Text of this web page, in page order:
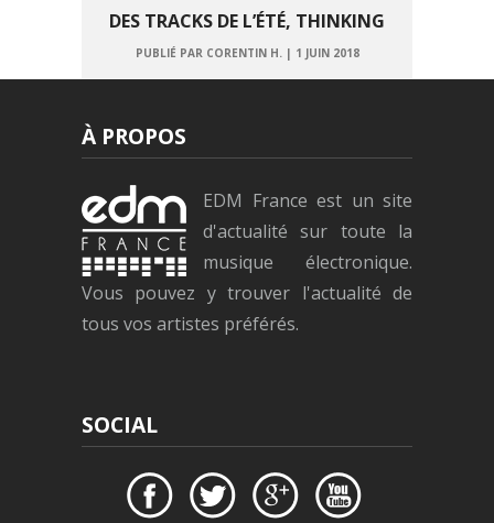
DES TRACKS DE L’ÉTÉ, THINKING
PUBLIÉ PAR CORENTIN H. | 1 JUIN 2018
À PROPOS
EDM France est un site
d'actualité sur toute la
musique électronique.
Vous pouvez y trouver l'actualité de
tous vos artistes préférés.
SOCIAL